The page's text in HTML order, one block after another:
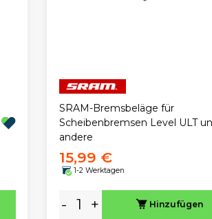
SRAM-Bremsbeläge für
Scheibenbremsen Level ULT
andere
15,99 €
1-2 Werktagen
- + Hinzufügen